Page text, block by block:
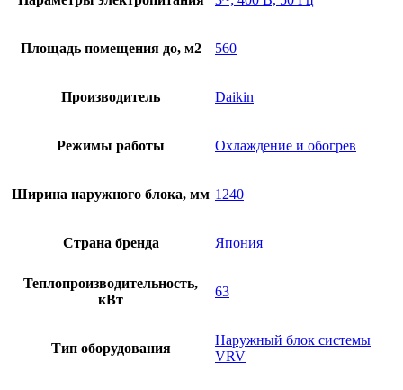
Площадь помещения до, м2 560
Производитель Daikin
Режимы работы Охлаждение и обогрев
Ширина наружного блока, мм 1240
Страна бренда Япония
Теплопроизводительность,
кВт
63
Тип оборудования
Наружный блок системы
VRV